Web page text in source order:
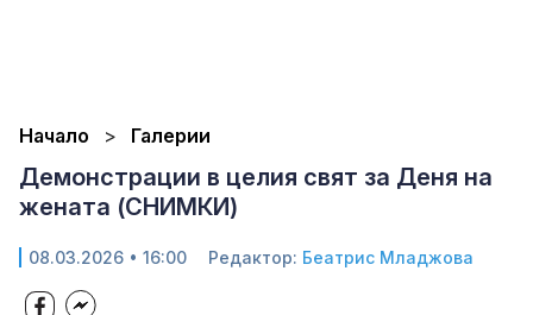
Начало Галерии
Демонстрации в целия свят за Деня на
жената (СНИМКИ)
08.03.2026 • 16:00 Редактор: Беатрис Младжова